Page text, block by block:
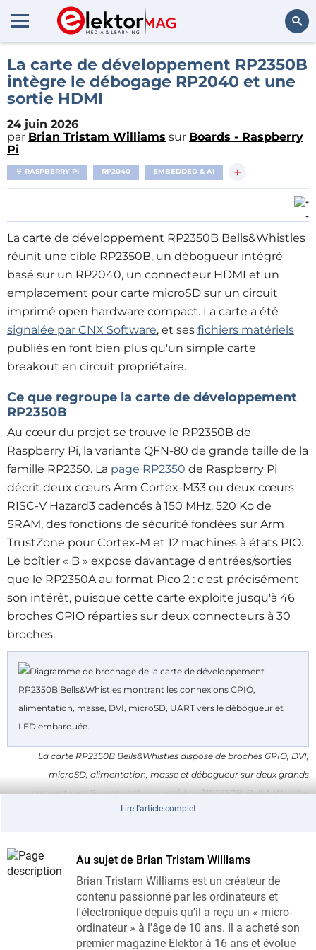
Rechercher
La carte de développement RP2350B
intègre le débogage RP2040 et une
sortie HDMI
24 juin 2026
par Brian Tristam Williams sur Boards - Raspberry
Pi
RASPBERRY PI RP2040 EMBEDDED & AI +
-
La carte de développement RP2350B Bells&Whistles
réunit une cible RP2350B, un débogueur intégré
basé sur un RP2040, un connecteur HDMI et un
emplacement pour carte microSD sur un circuit
imprimé open hardware compact. La carte a été
signalée par CNX Software, et ses fichiers matériels
publiés en font bien plus qu'un simple carte
breakout en circuit propriétaire.
Ce que regroupe la carte de développement
RP2350B
Au cœur du projet se trouve le RP2350B de
Raspberry Pi, la variante QFN-80 de grande taille de la
famille RP2350. La page RP2350 de Raspberry Pi
décrit deux cœurs Arm Cortex-M33 ou deux cœurs
RISC-V Hazard3 cadencés à 150 MHz, 520 Ko de
SRAM, des fonctions de sécurité fondées sur Arm
TrustZone pour Cortex-M et 12 machines à états PIO.
Le boîtier « B » expose davantage d'entrées/sorties
que le RP2350A au format Pico 2 : c'est précisément
son intérêt, puisque cette carte exploite jusqu'à 46
broches GPIO réparties sur deux connecteurs à 30
broches.
La carte RP2350B Bells&Whistles dispose de broches GPIO, DVI,
microSD, alimentation, masse et débogueur sur deux grands
connecteurs. Source :github.com/riktw/RP2350B_BellsNWhistles
Bells&Whistles tire parti de ce nouveau composant,
tout en conservant un pied dans l'écosystème Pico
en utilisant un RP2040 comme débogueur.
Déboguer sans dongle supplémentaire
Lire l'article complet
Au sujet de Brian Tristam Williams
Brian Tristam Williams est un créateur de
contenu passionné par les ordinateurs et
l'électronique depuis qu'il a reçu un « micro-
ordinateur » à l'âge de 10 ans. Il a acheté son
premier magazine Elektor à 16 ans et évolue